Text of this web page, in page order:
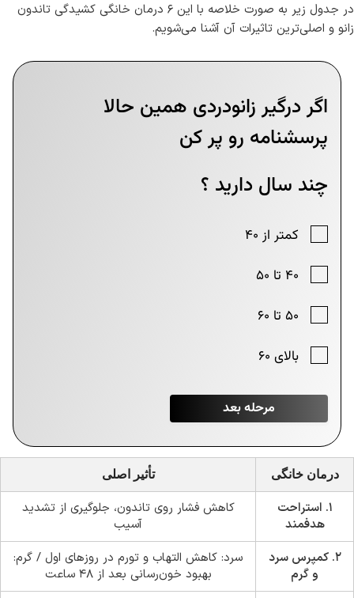
در جدول زیر به صورت خلاصه با این ۶ درمان خانگی کشیدگی تاندون
زانو و اصلی‌ترین تاثیرات آن‌ آشنا می‌شویم.
درمان خانگی تأثیر اصلی
۱. استراحت
هدفمند
کاهش فشار روی تاندون، جلوگیری از تشدید
آسیب
۲. کمپرس سرد
و گرم
سرد: کاهش التهاب و تورم در روزهای اول / گرم:
بهبود خون‌رسانی بعد از ۴۸ ساعت